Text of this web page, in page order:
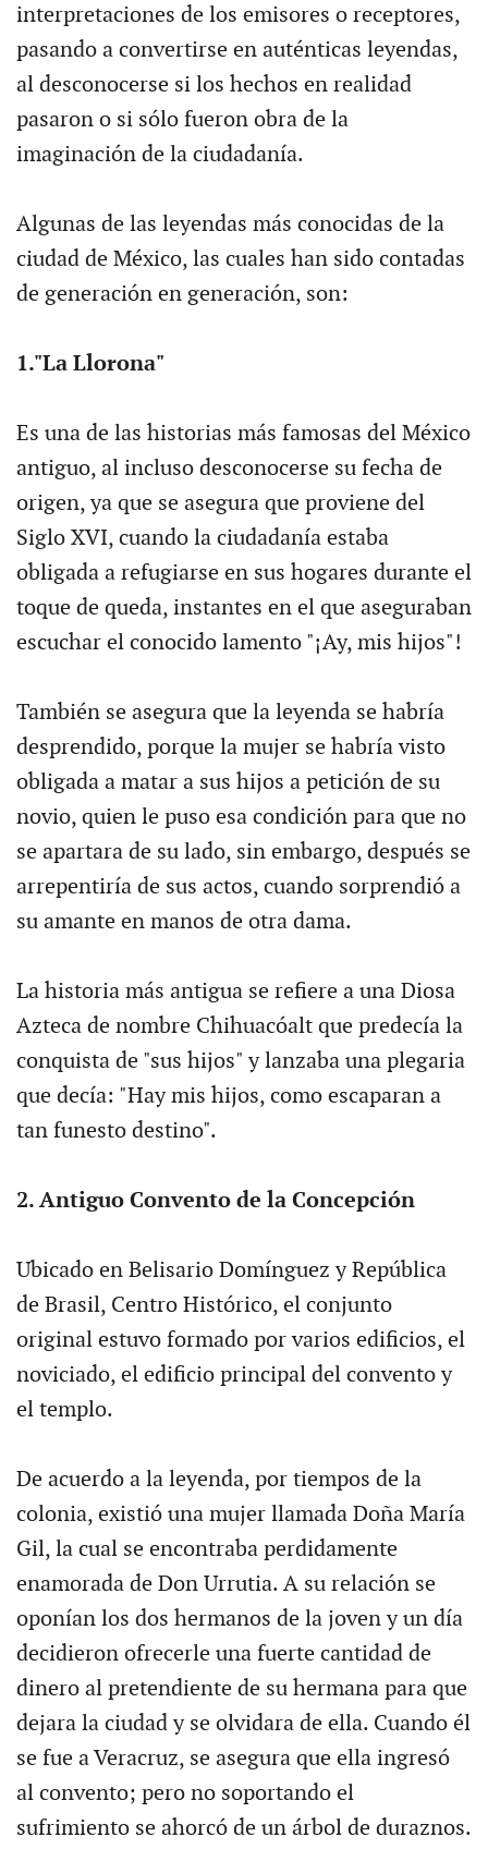
interpretaciones de los emisores o receptores,
pasando a convertirse en auténticas leyendas,
al desconocerse si los hechos en realidad
pasaron o si sólo fueron obra de la
imaginación de la ciudadanía.
Algunas de las leyendas más conocidas de la
ciudad de México, las cuales han sido contadas
de generación en generación, son:
1."La Llorona"
Es una de las historias más famosas del México
antiguo, al incluso desconocerse su fecha de
origen, ya que se asegura que proviene del
Siglo XVI, cuando la ciudadanía estaba
obligada a refugiarse en sus hogares durante el
toque de queda, instantes en el que aseguraban
escuchar el conocido lamento "¡Ay, mis hijos"!
También se asegura que la leyenda se habría
desprendido, porque la mujer se habría visto
obligada a matar a sus hijos a petición de su
novio, quien le puso esa condición para que no
se apartara de su lado, sin embargo, después se
arrepentiría de sus actos, cuando sorprendió a
su amante en manos de otra dama.
La historia más antigua se refiere a una Diosa
Azteca de nombre Chihuacóalt que predecía la
conquista de "sus hijos" y lanzaba una plegaria
que decía: "Hay mis hijos, como escaparan a
tan funesto destino".
2. Antiguo Convento de la Concepción
Ubicado en Belisario Domínguez y República
de Brasil, Centro Histórico, el conjunto
original estuvo formado por varios edificios, el
noviciado, el edificio principal del convento y
el templo.
De acuerdo a la leyenda, por tiempos de la
colonia, existió una mujer llamada Doña María
Gil, la cual se encontraba perdidamente
enamorada de Don Urrutia. A su relación se
oponían los dos hermanos de la joven y un día
decidieron ofrecerle una fuerte cantidad de
dinero al pretendiente de su hermana para que
dejara la ciudad y se olvidara de ella. Cuando él
se fue a Veracruz, se asegura que ella ingresó
al convento; pero no soportando el
sufrimiento se ahorcó de un árbol de duraznos.